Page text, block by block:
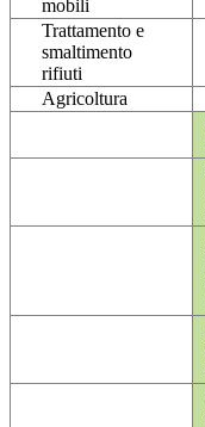
mobili
Trattamento e
smaltimento
rifiuti
Agricoltura